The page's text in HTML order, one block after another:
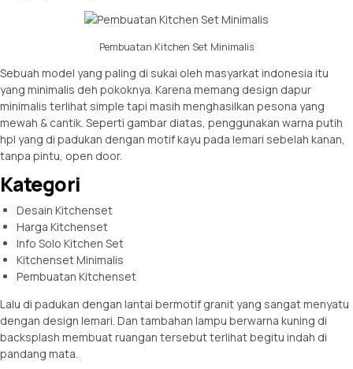
Pembuatan Kitchen Set Minimalis
Sebuah model yang paling di sukai oleh masyarkat indonesia itu
yang minimalis deh pokoknya. Karena memang design dapur
minimalis terlihat simple tapi masih menghasilkan pesona yang
mewah & cantik. Seperti gambar diatas, penggunakan warna putih
hpl yang di padukan dengan motif kayu pada lemari sebelah kanan,
tanpa pintu, open door.
Kategori
Desain Kitchenset
Harga Kitchenset
Info Solo Kitchen Set
Kitchenset Minimalis
Pembuatan Kitchenset
Lalu di padukan dengan lantai bermotif granit yang sangat menyatu
dengan design lemari. Dan tambahan lampu berwarna kuning di
backsplash membuat ruangan tersebut terlihat begitu indah di
pandang mata.